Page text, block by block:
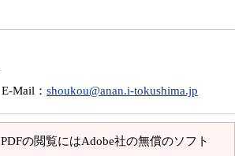
E-Mail ： shoukou@anan.i-tokushima.jp
PDFの閲覧にはAdobe社の無償のソフト